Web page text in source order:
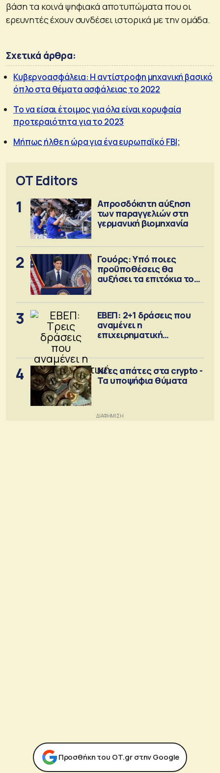
βάση τα κοινά ψηφιακά αποτυπώματα που οι
ερευνητές έχουν συνδέσει ιστορικά με την ομάδα.
Σχετικά άρθρα:
Κυβερνοασφάλεια: Η αντίστροφη μηχανική βασικό
όπλο στα θέματα ασφάλειας το 2022
Το να είσαι έτοιμος για όλα είναι κορυφαία
προτεραιότητα για το 2023
Μήπως ήλθε η ώρα για ένα ευρωπαϊκό FBI;
OT Editors
1
Απροσδόκητη αύξηση
των παραγγελιών στη
γερμανική βιομηχανία
2
Γουόρς: Υπό ποιες
προϋποθέσεις θα
αυξήσει τα επιτόκια τον
3
ΕΒΕΠ: 2+1 δράσεις που
αναμένει η
επιχειρηματική
4
Νέες απάτες στα crypto -
Τα υποψήφια θύματα
Προσθήκη του ΟΤ.gr στην Google